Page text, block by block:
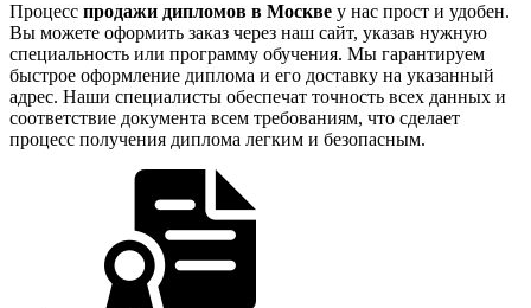
Процесс продажи дипломов в Москве у нас прост и удобен.
Вы можете оформить заказ через наш сайт, указав нужную
специальность или программу обучения. Мы гарантируем
быстрое оформление диплома и его доставку на указанный
адрес. Наши специалисты обеспечат точность всех данных и
соответствие документа всем требованиям, что сделает
процесс получения диплома легким и безопасным.